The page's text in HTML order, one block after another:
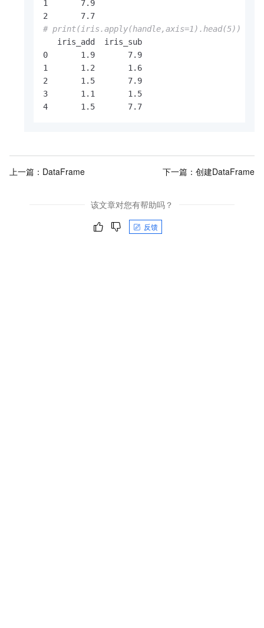
1       7.9
# print(iris.apply(handle,axis=1).head(5))
   iris_add  iris_sub
0       1.9       7.9
1       1.2       1.6
2       1.5       7.9
3       1.1       1.5
4       1.5       7.7
上一篇： DataFrame 下一篇： 创建DataFrame
该文章对您有帮助吗？
反馈